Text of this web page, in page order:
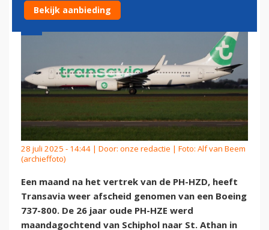
28 juli 2025 - 14:44 | Door: onze redactie | Foto: Alf van Beem
(archieffoto)
Een maand na het vertrek van de PH-HZD, heeft
Transavia weer afscheid genomen van een Boeing
737-800. De 26 jaar oude PH-HZE werd
maandagochtend van Schiphol naar St. Athan in
Bekijk aanbieding